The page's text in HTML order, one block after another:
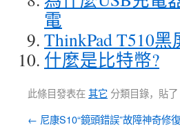
電
ThinkPad T510
什麼是比特幣?
此條目發表在其它 分類目錄，貼了
← 尼康S10“鏡頭錯誤”故障神奇修